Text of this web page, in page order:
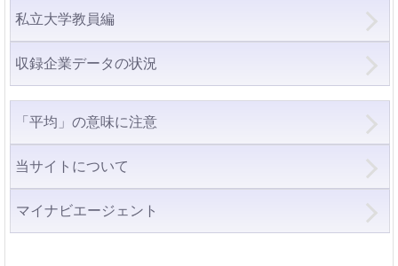
私立大学教員編
収録企業データの状況
「平均」の意味に注意
当サイトについて
マイナビエージェント